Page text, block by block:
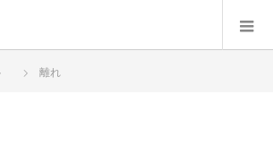
離れ